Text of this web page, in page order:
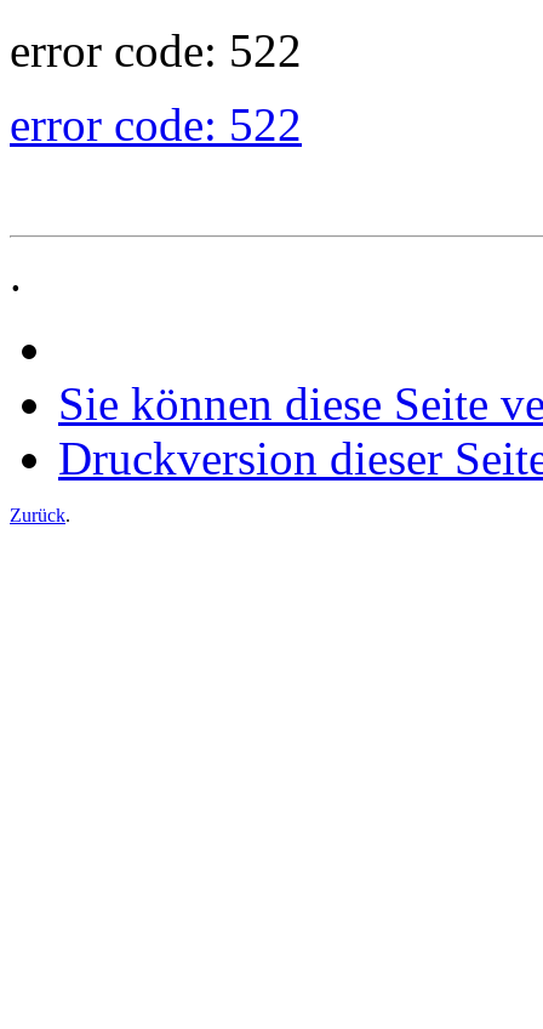
error code: 522
error code: 522
.
Sie können diese Seite
Druckversion dieser
Zurück.